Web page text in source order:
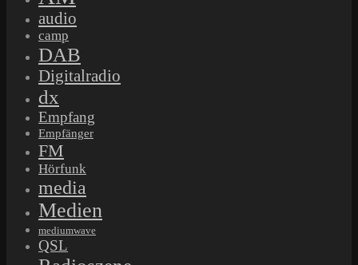
audio
camp
DAB
Digitalradio
dx
Empfang
Empfänger
FM
Hörfunk
media
Medien
mediumwave
QSL